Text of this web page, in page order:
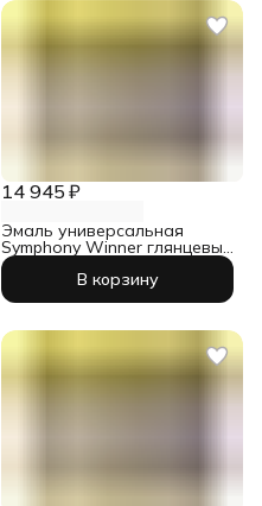
14 945 ₽
Эмаль универсальная
Symphony Winner глянцевый
база А 9 л
В корзину